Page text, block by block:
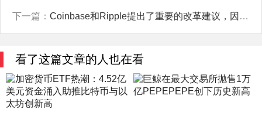
下一篇： Coinbase和Ripple提出了重要的改革建议，因为Elon Musk的DOGE意在推动对SEC进行改革。
看了这篇文章的人也在看